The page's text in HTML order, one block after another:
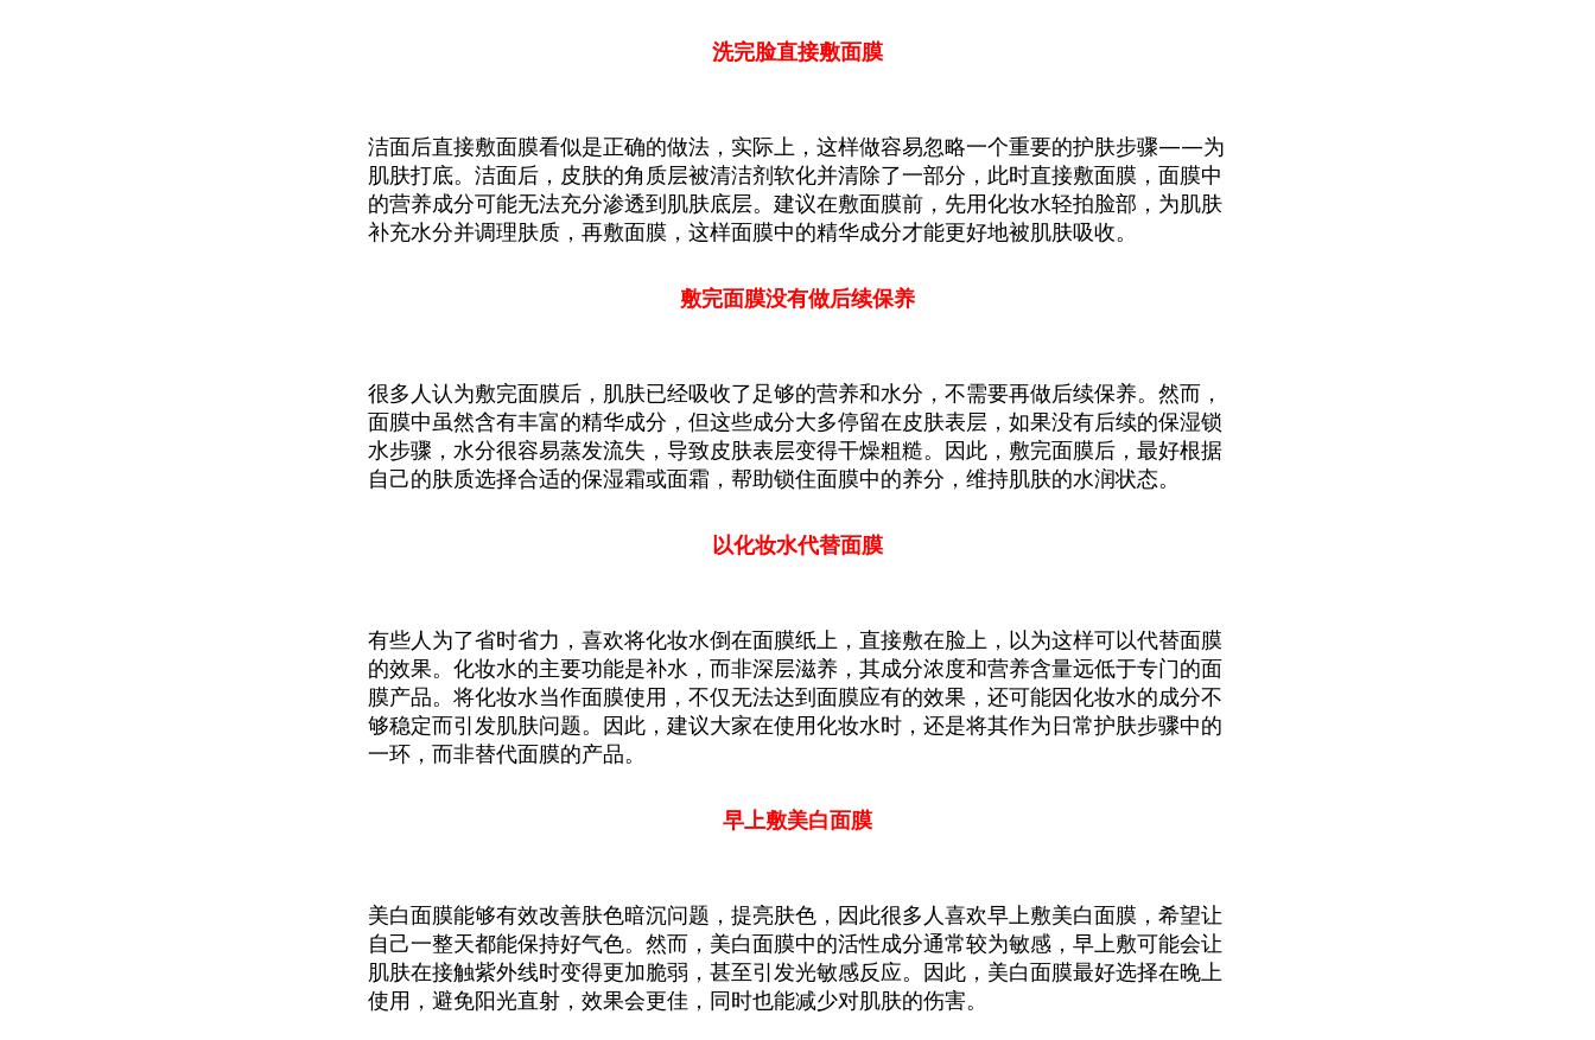
洗完脸直接敷面膜
洁面后直接敷面膜看似是正确的做法，实际上，这样做容易忽略一个重要的护肤步骤——为
肌肤打底。洁面后，皮肤的角质层被清洁剂软化并清除了一部分，此时直接敷面膜，面膜中
的营养成分可能无法充分渗透到肌肤底层。建议在敷面膜前，先用化妆水轻拍脸部，为肌肤
补充水分并调理肤质，再敷面膜，这样面膜中的精华成分才能更好地被肌肤吸收。
敷完面膜没有做后续保养
很多人认为敷完面膜后，肌肤已经吸收了足够的营养和水分，不需要再做后续保养。然而，
面膜中虽然含有丰富的精华成分，但这些成分大多停留在皮肤表层，如果没有后续的保湿锁
水步骤，水分很容易蒸发流失，导致皮肤表层变得干燥粗糙。因此，敷完面膜后，最好根据
自己的肤质选择合适的保湿霜或面霜，帮助锁住面膜中的养分，维持肌肤的水润状态。
以化妆水代替面膜
有些人为了省时省力，喜欢将化妆水倒在面膜纸上，直接敷在脸上，以为这样可以代替面膜
的效果。化妆水的主要功能是补水，而非深层滋养，其成分浓度和营养含量远低于专门的面
膜产品。将化妆水当作面膜使用，不仅无法达到面膜应有的效果，还可能因化妆水的成分不
够稳定而引发肌肤问题。因此，建议大家在使用化妆水时，还是将其作为日常护肤步骤中的
一环，而非替代面膜的产品。
早上敷美白面膜
美白面膜能够有效改善肤色暗沉问题，提亮肤色，因此很多人喜欢早上敷美白面膜，希望让
自己一整天都能保持好气色。然而，美白面膜中的活性成分通常较为敏感，早上敷可能会让
肌肤在接触紫外线时变得更加脆弱，甚至引发光敏感反应。因此，美白面膜最好选择在晚上
使用，避免阳光直射，效果会更佳，同时也能减少对肌肤的伤害。